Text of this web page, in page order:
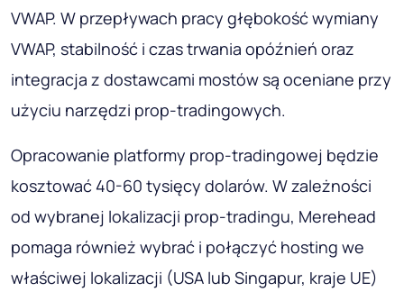
VWAP. W przepływach pracy głębokość wymiany
VWAP, stabilność i czas trwania opóźnień oraz
integracja z dostawcami mostów są oceniane przy
użyciu narzędzi prop-tradingowych.
Opracowanie platformy prop-tradingowej będzie
kosztować 40-60 tysięcy dolarów. W zależności
od wybranej lokalizacji prop-tradingu, Merehead
pomaga również wybrać i połączyć hosting we
właściwej lokalizacji (USA lub Singapur, kraje UE)